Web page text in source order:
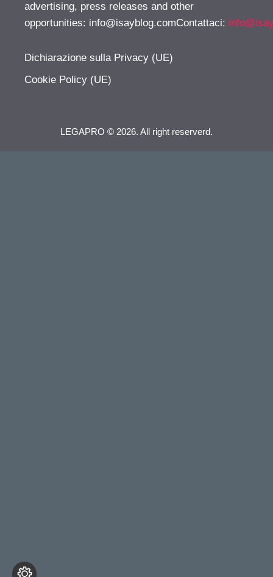
advertising, press releases and other
opportunities: info@isayblog.comContattaci:
Dichiarazione sulla Privacy (UE)
Cookie Policy (UE)
LEGAPRO © 2026. All right reserverd.